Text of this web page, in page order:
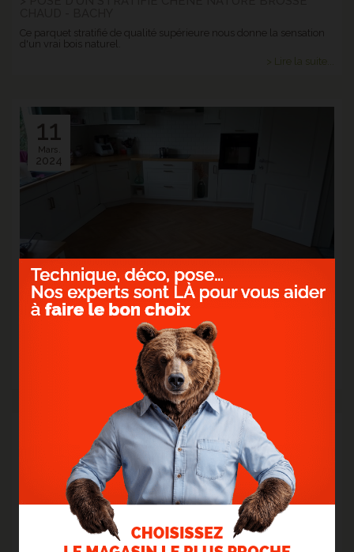
Ce parquet stratifié de qualité supérieure nous donne la sensation
d'un vrai bois naturel.
> Lire la suite...
11
Mars.
2024
> POSE D'UN SOL STRATIFIÉ BATON ROMPU -
CHATEAU JAVA NATURAL
Vous rêvez d'un intérieur majestueux à un prix attractif ?